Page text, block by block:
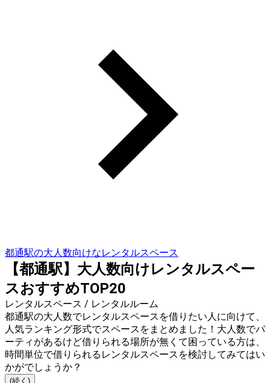
都通駅の大人数向けなレンタルスペース
【都通駅】大人数向けレンタルスペー
スおすすめTOP20
レンタルスペース / レンタルルーム
都通駅の大人数でレンタルスペースを借りたい人に向けて、
人気ランキング形式でスペースをまとめました！大人数でパ
ーティがあるけど借りられる場所が無くて困っている方は、
時間単位で借りられるレンタルスペースを検討してみてはい
かがでしょうか？
(続く)